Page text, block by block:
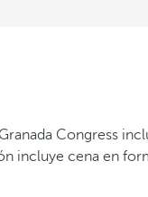
Congress
incluye cena en